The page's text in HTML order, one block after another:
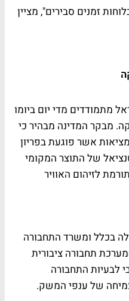
זמנים סבירים", מציין
מתמודדים מדי יום ביומו
מבקר המדינה מבהיר כי
אשר פוגעת בפריון
של התוצר המקומי
לזיהום האוויר
בכלל ומשרד התחבורה
תחבורה ציבורית
לבעיות התחבורה
של ענפי המשק.